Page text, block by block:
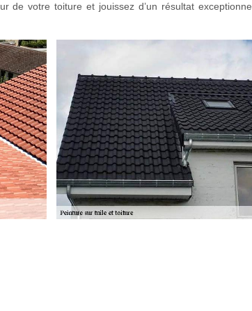
de votre toiture et jouissez d’un résultat